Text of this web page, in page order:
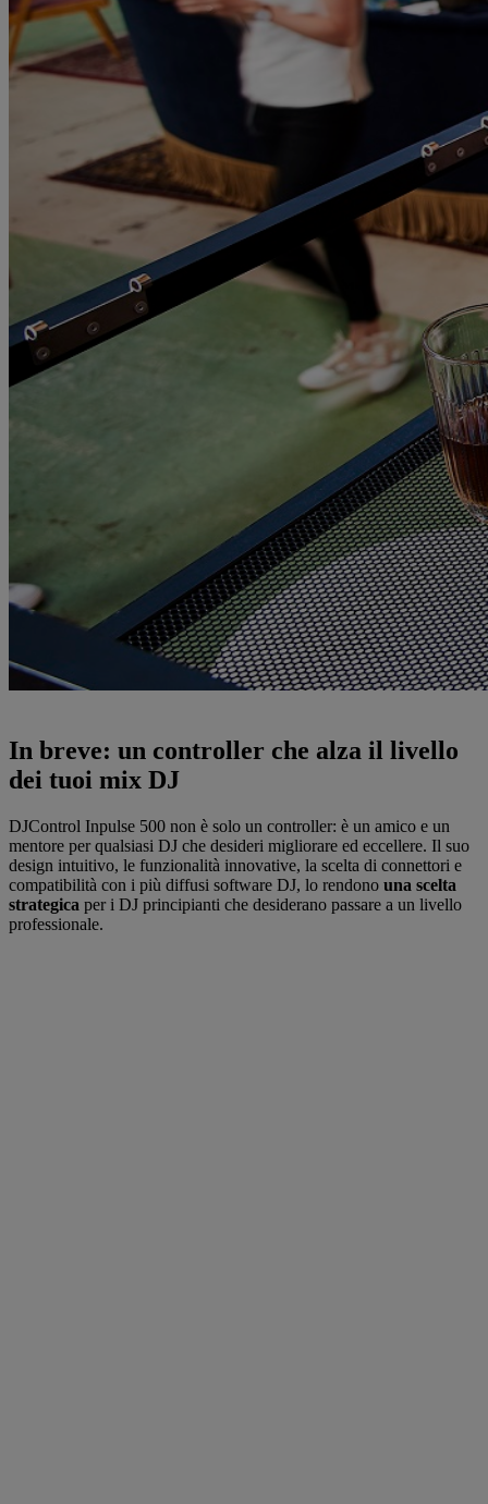
In breve: un controller che alza il livello
dei tuoi mix DJ
DJControl Inpulse 500 non è solo un controller: è un amico e un
mentore per qualsiasi DJ che desideri migliorare ed eccellere. Il suo
design intuitivo, le funzionalità innovative, la scelta di connettori e
compatibilità con i più diffusi software DJ, lo rendono una scelta
strategica per i DJ principianti che desiderano passare a un livello
professionale.